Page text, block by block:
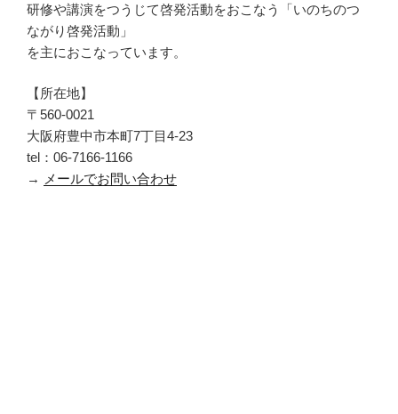
研修や講演をつうじて啓発活動をおこなう「いのちのつ
ながり啓発活動」
を主におこなっています。
【所在地】
〒560-0021
大阪府豊中市本町7丁目4-23
tel：06-7166-1166
→
メールでお問い合わせ